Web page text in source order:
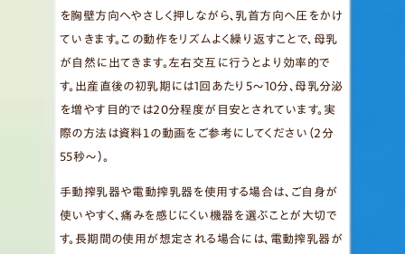
を胸壁方向へやさしく押しながら、乳首方向へ圧をかけ
ていきます。この動作をリズムよく繰り返すことで、母乳
が自然に出てきます。左右交互に行うとより効率的で
す。出産直後の初乳期には1回あたり5～10分、母乳分泌
を増やす目的では20分程度が目安とされています。実
際の方法は資料１の動画をご参考にしてください（2分
55秒～）。
手動搾乳器や電動搾乳器を使用する場合は、ご自身が
使いやすく、痛みを感じにくい機器を選ぶことが大切で
す。長期間の使用が想定される場合には、電動搾乳器が